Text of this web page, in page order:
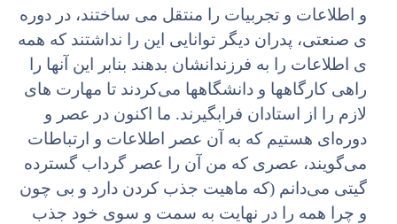
و اطلاعات و تجربیات را منتقل می ساختند، در دوره
ی صنعتی، پدران دیگر توانایی این را نداشتند که همه
ی اطلاعات را به فرزندانشان بدهند بنابر این آنها را
راهی کارگاهها و دانشگاهها می‌کردند تا مهارت های
لازم را از استادان فرابگیرند. ما اکنون در عصر و
دوره‌ای هستیم که به آن عصر اطلاعات و ارتباطات
می‌گویند، عصری که من آن را عصر گرداب گسترده
گیتی می‌دانم (که ماهیت جذب کردن دارد و بی چون
و چرا همه را در نهایت به سمت و سوی خود جذب